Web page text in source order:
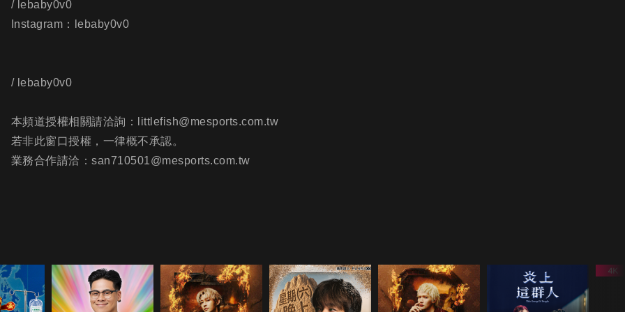
/ lebaby0v0
Instagram：lebaby0v0
/ lebaby0v0
本頻道授權相關請洽詢：littlefish@mesports.com.tw
若非此窗口授權，一律概不承認。
業務合作請洽：san710501@mesports.com.tw